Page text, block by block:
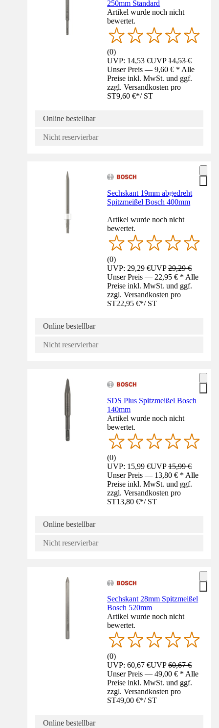
250mm Standard
Artikel wurde noch nicht
bewertet.
(0)
UVP: 14,53 €UVP14,53 €
Unser Preis — 9,60 € * Alle
Preise inkl. MwSt. und ggf.
zzgl. Versandkosten pro
ST9,60 €*/ ST
Online bestellbar
Nicht reservierbar
Sechskant 19mm abgedreht
Spitzmeißel Bosch 400mm
Artikel wurde noch nicht
bewertet.
(0)
UVP: 29,29 €UVP29,29 €
Unser Preis — 22,95 € * Alle
Preise inkl. MwSt. und ggf.
zzgl. Versandkosten pro
ST22,95 €*/ ST
Online bestellbar
Nicht reservierbar
SDS Plus Spitzmeißel Bosch
140mm
Artikel wurde noch nicht
bewertet.
(0)
UVP: 15,99 €UVP15,99 €
Unser Preis — 13,80 € * Alle
Preise inkl. MwSt. und ggf.
zzgl. Versandkosten pro
ST13,80 €*/ ST
Online bestellbar
Nicht reservierbar
Sechskant 28mm Spitzmeißel
Bosch 520mm
Artikel wurde noch nicht
bewertet.
(0)
UVP: 60,67 €UVP60,67 €
Unser Preis — 49,00 € * Alle
Preise inkl. MwSt. und ggf.
zzgl. Versandkosten pro
ST49,00 €*/ ST
Online bestellbar